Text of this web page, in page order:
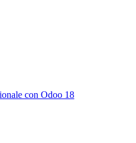
con Odoo 18